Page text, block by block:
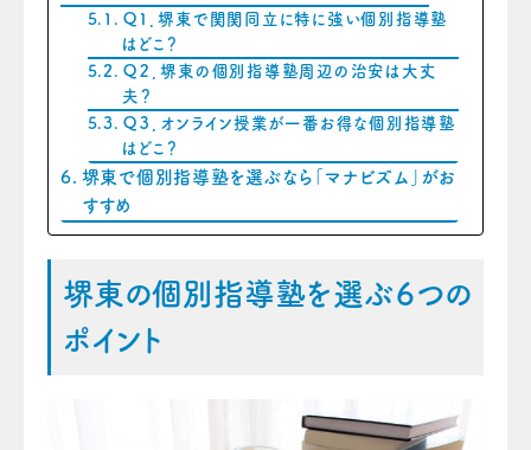
Ｑ１．堺東で関関同立に特に強い個別指導塾
はどこ？
Ｑ２．堺東の個別指導塾周辺の治安は大丈
夫？
Ｑ３．オンライン授業が一番お得な個別指導塾
はどこ？
堺東で個別指導塾を選ぶなら「マナビズム」がお
すすめ
堺東の個別指導塾を選ぶ６つの
ポイント